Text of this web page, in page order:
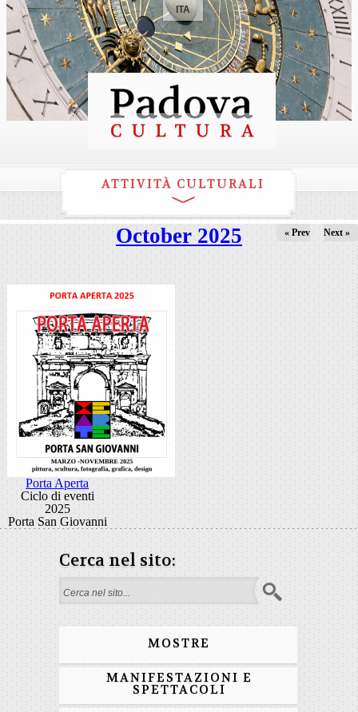
ITA
ATTIVITÀ CULTURALI
October 2025 « Prev Next »
Porta Aperta
Ciclo di eventi
2025
Porta San Giovanni
Cerca nel sito:
Search form
MOSTRE
MANIFESTAZIONI E
SPETTACOLI